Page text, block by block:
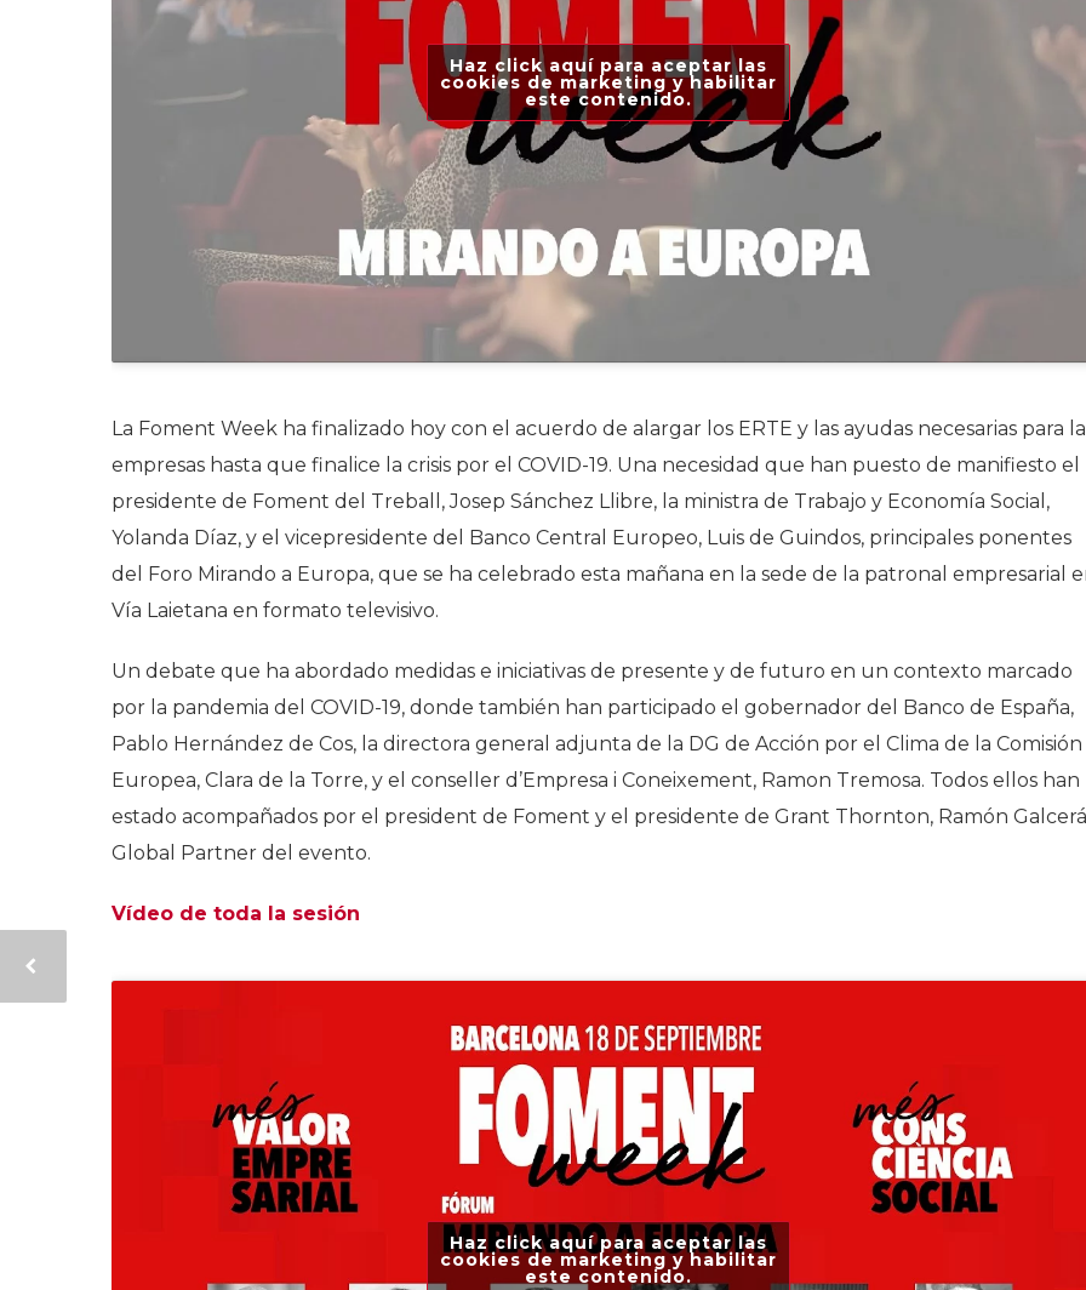
Haz click aquí para aceptar las
cookies de marketing y habilitar
este contenido.
La Foment Week ha finalizado hoy con el acuerdo de alargar los ERTE y las ayudas necesarias para
empresas hasta que finalice la crisis por el COVID-19. Una necesidad que han puesto de manifiesto el
presidente de Foment del Treball, Josep Sánchez Llibre, la ministra de Trabajo y Economía Social,
Yolanda Díaz, y el vicepresidente del Banco Central Europeo, Luis de Guindos, principales ponentes
del Foro Mirando a Europa, que se ha celebrado esta mañana en la sede de la patronal empresarial
Vía Laietana en formato televisivo.
Un debate que ha abordado medidas e iniciativas de presente y de futuro en un contexto marcado
por la pandemia del COVID-19, donde también han participado el gobernador del Banco de España,
Pablo Hernández de Cos, la directora general adjunta de la DG de Acción por el Clima de la Comisión
Europea, Clara de la Torre, y el conseller d’Empresa i Coneixement, Ramon Tremosa. Todos ellos han
estado acompañados por el president de Foment y el presidente de Grant Thornton, Ramón
Global Partner del evento.
Vídeo de toda la sesión
Haz click aquí para aceptar las
cookies de marketing y habilitar
este contenido.